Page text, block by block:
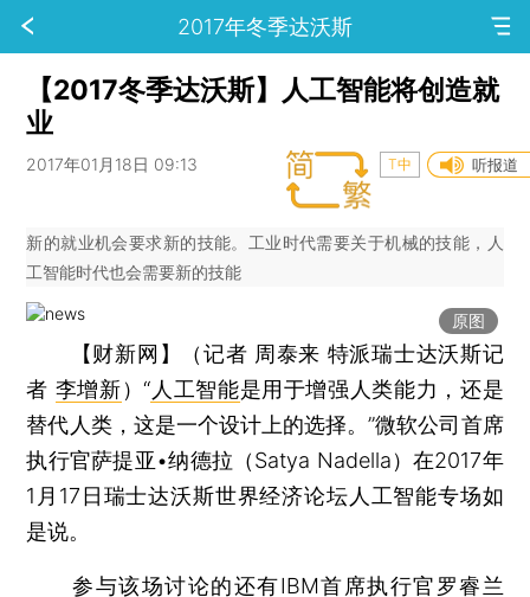
2017年冬季达沃斯
【2017冬季达沃斯】人工智能将创造就
业
2017年01月18日 09:13 听报道
T中
新的就业机会要求新的技能。工业时代需要关于机械的技能，人
工智能时代也会需要新的技能
原图
【财新网】（记者 周泰来 特派瑞士达沃斯记
者 李增新）“ 人工智能是用于增强人类能力，还是
替代人类，这是一个设计上的选择。”微软公司首席
执行官萨提亚•纳德拉（Satya Nadella）在2017年
1月17日瑞士达沃斯世界经济论坛人工智能专场如
是说。
参与该场讨论的还有IBM首席执行官罗睿兰